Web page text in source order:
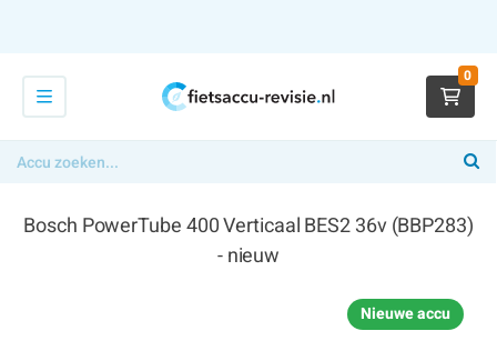
0
Bosch PowerTube 400 Verticaal BES2 36v (BBP283)
- nieuw
Nieuwe accu